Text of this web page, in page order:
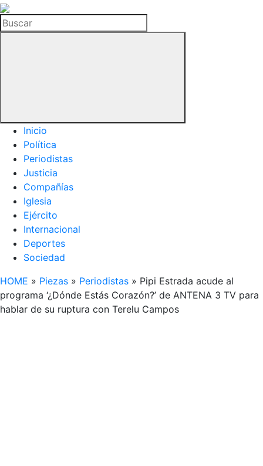
La
Hemeroteca
del
Buscar
Inicio
Política
Periodistas
Justicia
Compañías
Iglesia
Ejército
Internacional
Deportes
Sociedad
HOME » Piezas » Periodistas » Pipi Estrada acude al
programa ‘¿Dónde Estás Corazón?’ de ANTENA 3 TV para
hablar de su ruptura con Terelu Campos